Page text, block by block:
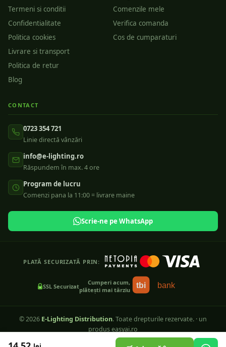
Termeni si conditii
Confidentialitate
Politica cookies
Livrare si transport
Politica de retur
Blog
Comenzile mele
Verifica comanda
Cos de cumparaturi
CONTACT
0723 354 721
Linie directă vânzări
info@e-lighting.ro
Răspundem în max. 4 ore
Program de lucru
Comenzi pana la 11:00 = livrare maine
Scrie-ne pe WhatsApp
PLATĂ SECURIZATĂ PRIN:
SSL Securizat
Cumperi acum,
plătești mai târziu
tbi bank
©2026 E-Lighting Distribution. Toate drepturile rezervate. · un
produs easyai.ro
ANPC — SAL